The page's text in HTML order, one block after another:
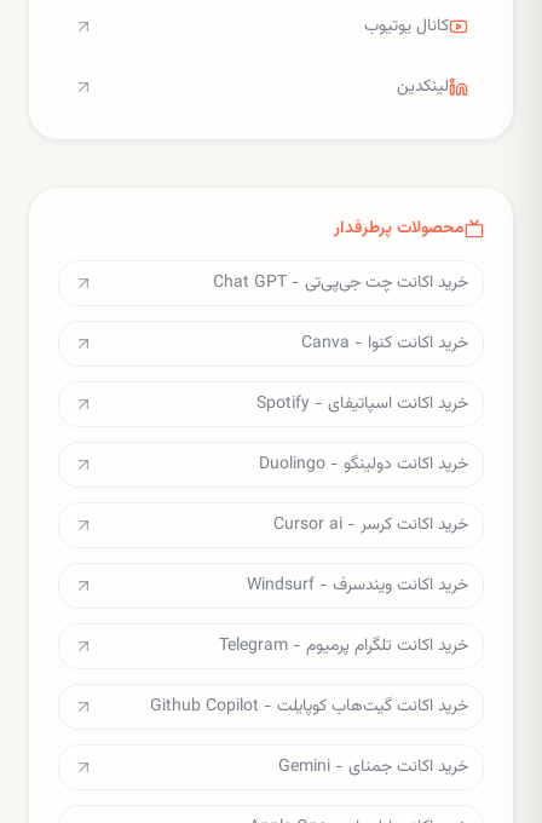
کانال یوتیوب
لینکدین
محصولات پرطرفدار
خرید اکانت چت جی‌پی‌تی - Chat GPT
خرید اکانت کنوا - Canva
خرید اکانت اسپاتیفای - Spotify
خرید اکانت دولینگو - Duolingo
خرید اکانت کرسر - Cursor ai
خرید اکانت ویندسرف - Windsurf
خرید اکانت تلگرام پرمیوم - Telegram
خرید اکانت گیت‌هاب کوپایلت - Github Copilot
خرید اکانت جمنای - Gemini